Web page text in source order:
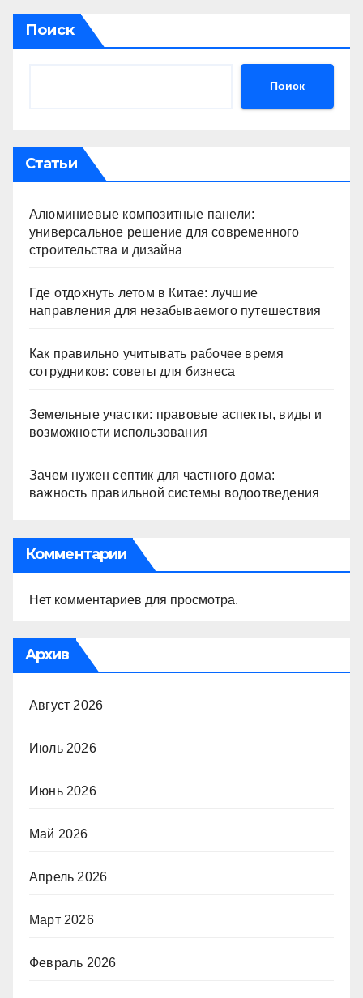
Поиск
Поиск
Статьи
Алюминиевые композитные панели:
универсальное решение для современного
строительства и дизайна
Где отдохнуть летом в Китае: лучшие
направления для незабываемого путешествия
Как правильно учитывать рабочее время
сотрудников: советы для бизнеса
Земельные участки: правовые аспекты, виды и
возможности использования
Зачем нужен септик для частного дома:
важность правильной системы водоотведения
Комментарии
Нет комментариев для просмотра.
Архив
Август 2026
Июль 2026
Июнь 2026
Май 2026
Апрель 2026
Март 2026
Февраль 2026